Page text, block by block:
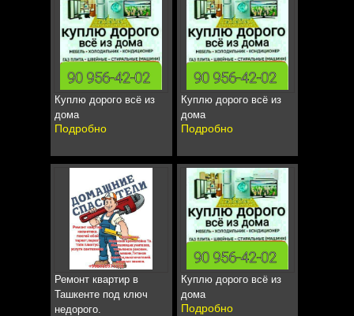
Куплю дорого всё из
дома
Подробно
Куплю дорого всё из
дома
Подробно
Ремонт квартир в
Ташкенте под ключ
недорого.
Куплю дорого всё из
дома
Подробно